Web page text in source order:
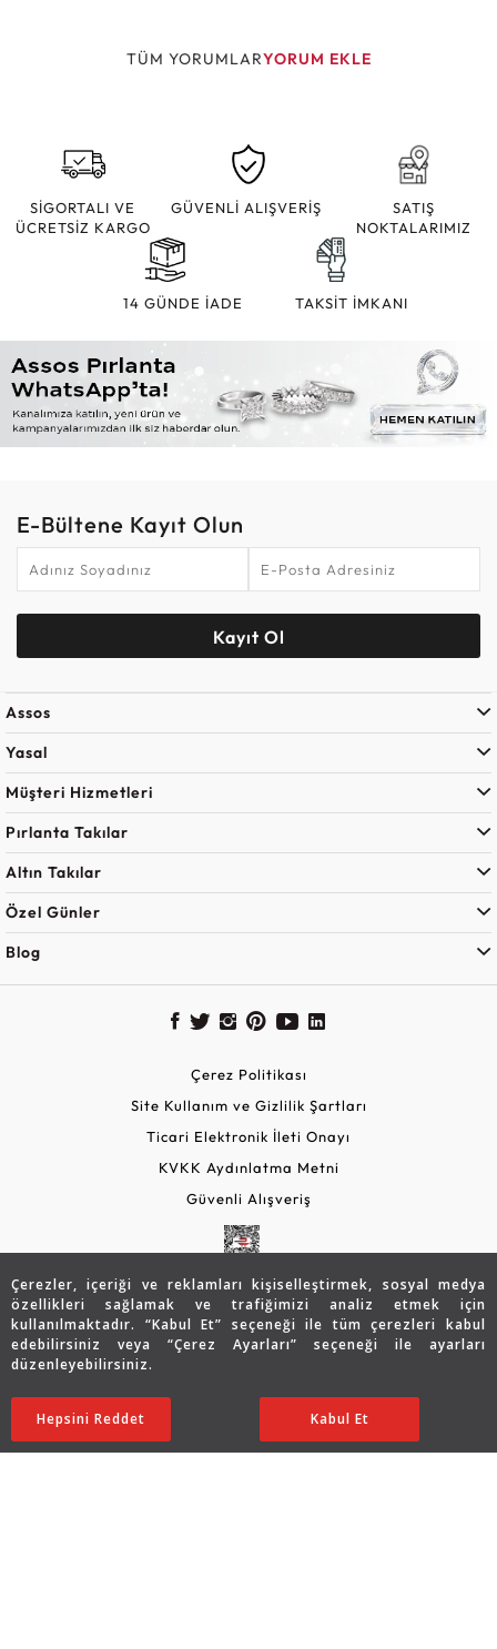
Çerezler, içeriği ve reklamları kişiselleştirmek, sosyal medya
özellikleri sağlamak ve trafiğimizi analiz etmek için
kullanılmaktadır. “Kabul Et” seçeneği ile tüm çerezleri kabul
edebilirsiniz veya “Çerez Ayarları” seçeneği ile ayarları
düzenleyebilirsiniz.
Ayarları Düzenle
Hepsini Reddet Kabul Et
139.435 TL
69.717TL SATIN ALIN
TÜM YORUMLARYORUM EKLE
SİGORTALI VE
ÜCRETSİZ KARGO
GÜVENLİ ALIŞVERİŞ
SATIŞ
NOKTALARIMIZ
14 GÜNDE İADE TAKSİT İMKANI
E-Bültene Kayıt Olun
Kayıt Ol
Assos
Yasal
Müşteri Hizmetleri
Pırlanta Takılar
Altın Takılar
Özel Günler
Blog
Çerez Politikası
Site Kullanım ve Gizlilik Şartları
Ticari Elektronik İleti Onayı
KVKK Aydınlatma Metni
Güvenli Alışveriş
Copyright © 2026 Assos Pırlanta - Bu sitenin tüm hakları